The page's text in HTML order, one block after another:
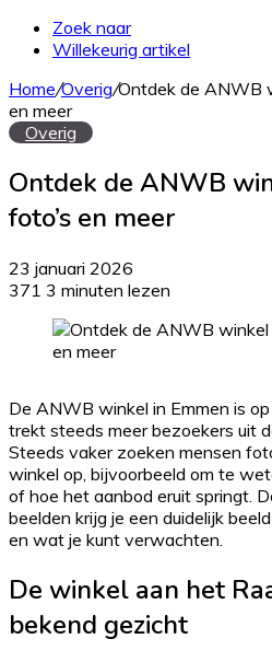
Zoek naar
Willekeurig artikel
Home/Overig/Ontdek de ANWB
en meer
Overig
Ontdek de ANWB
foto’s en meer
23 januari 2026
371 3 minuten lezen
De ANWB winkel in Emmen is
trekt steeds meer bezoekers uit
Steeds vaker zoeken mensen
winkel op, bijvoorbeeld om te
of hoe het aanbod eruit springt.
beelden krijg je een duidelijk
en wat je kunt verwachten.
De winkel aan het
bekend gezicht